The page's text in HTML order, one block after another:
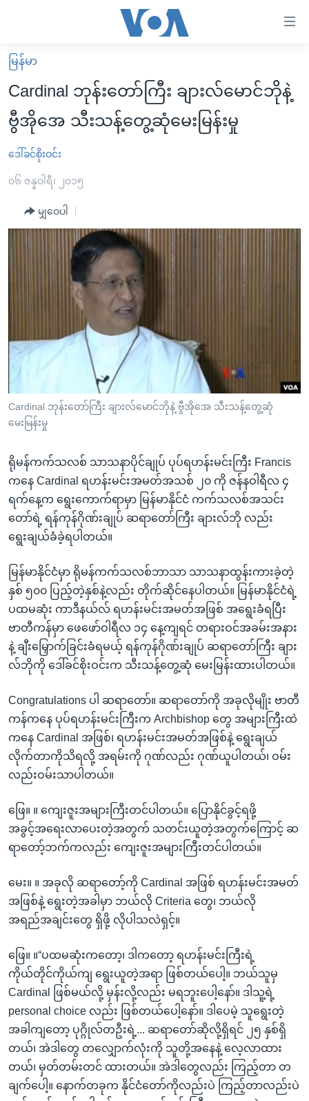
လွယ်ကူ
စေ
သည့်
Link
များ
ပင်မ
စာမျက်နှာ
ကြည့်
ရန်
ရန်
နေရာ
သို့
ကျော်
ရန်
မူလစာမျက်နှာ
မြန်မာ
ကမ္ဘာ့သတင်းများ
နိုင်ငံတကာ
အမေရိကန်
အစ္စရေး-ပါလက်စတိုင်း
ဗွီဒီယို
သတင်းလွတ်လပ်ခွင့်
အင်္ဂလိပ်စာလေ့လာမယ်
အမေရိကန်သုံးအီဒီယံ
မကြေးမုံရဲ့ အင်္ဂလိပ်စာ
ရုပ်ရှင်ထဲက အင်္ဂလိပ်စာ
သုတပဒေသာ အင်္ဂလိပ်စာ
အပတ်စဉ်ကဏ္ဍများ
ရေဒီယိုနှင့်ရုပ်သံ အချက်အလက်များ
ရေဒီယို/တီဗွီအစီအစဉ်
Learning English
ဗွီအိုအေ လူမှုကွန်ယက်များ
မြန်မာ
Cardinal ဘုန်းတော်ကြီး ချားလ်မောင်ဘိုနဲ့
ဗွီအိုအေ သီးသန့်တွေ့ဆုံမေးမြန်းမှု
ဒေါ်ခင်စိုးဝင်း
၀၆ ဇန္နဝါရီ၊ ၂၀၁၅
မျှဝေပါ
Cardinal ဘုန်းတော်ကြီး ချားလ်မောင်ဘိုနဲ့ ဗွီအိုအေ သီးသန့်တွေ့ဆုံ
မေးမြန်းမှု
ရိုမန်ကက်သလစ် သာသနာပိုင်ချုပ် ပုပ်ရဟန်းမင်းကြီး Francis
ကနေ Cardinal ရဟန်းမင်းအမတ်အသစ် ၂၀ ကို ဇန်နဝါရီလ ၄
ရက်နေ့က ရွေးကောက်ရာမှာ မြန်မာနိုင်ငံ ကက်သလစ်အသင်း
တော်ရဲ့ ရန်ကုန်ဂိုဏ်းချုပ် ဆရာတော်ကြီး ချားလ်ဘို လည်း
ရွေးချယ်ခံခဲ့ရပါတယ်။
မြန်မာနိုင်ငံမှာ ရိုမန်ကက်သလစ်ဘာသာ သာသနာထွန်းကားခဲ့တဲ့
နှစ် ၅၀၀ ပြည့်တဲ့နှစ်နဲ့လည်း တိုက်ဆိုင်နေပါတယ်။ မြန်မာနိုင်ငံရဲ့
ပထမဆုံး ကာဒီနယ်လ် ရဟန်းမင်းအမတ်အဖြစ် အရွေးခံရပြီး
ဗာတီကန်မှာ ဖေဖော်ဝါရီလ ၁၄ နေ့ကျရင် တရားဝင်အခမ်းအနား
နဲ့ ချီးမြှောက်ခြင်းခံရမယ့် ရန်ကုန်ဂိုဏ်းချုပ် ဆရာတော်ကြီး ချား
လ်ဘိုကို ဒေါ်ခင်စိုးဝင်းက သီးသန့်တွေ့ဆုံ မေးမြန်းထားပါတယ်။
Congratulations ပါ ဆရာတော်။ ဆရာတော်ကို အခုလိုမျိုး ဗာတီ
ကန်ကနေ ပုပ်ရဟန်းမင်းကြီးက Archbishop တွေ အများကြီးထဲ
ကနေ Cardinal အဖြစ်၊ ရဟန်းမင်းအမတ်အဖြစ်နဲ့ ရွေးချယ်
လိုက်တာကိုသိရလို့ အရမ်းကို ဂုဏ်လည်း ဂုဏ်ယူပါတယ်၊ ဝမ်း
လည်းဝမ်းသာပါတယ်။
ဖြေ။ ။ ကျေးဇူးအများကြီးတင်ပါတယ်။ ပြောနိုင်ခွင့်ရဖို့
အခွင့်အရေးလာပေးတဲ့အတွက် သတင်းယူတဲ့အတွက်ကြောင့် ဆ
ရာတော့်ဘက်ကလည်း ကျေးဇူးအများကြီးတင်ပါတယ်။
မေး။ ။ အခုလို ဆရာတော့်ကို Cardinal အဖြစ် ရဟန်းမင်းအမတ်
အဖြစ်နဲ့ ရွေးတဲ့အခါမှာ ဘယ်လို Criteria တွေ၊ ဘယ်လို
အရည်အချင်းတွေ ရှိဖို့ လိုပါသလဲရှင့်။
ဖြေ။ ။“ပထမဆုံးကတော့၊ ဒါကတော့ ရဟန်းမင်းကြီးရဲ့
ကိုယ်တိုင်ကိုယ်ကျ ရွေးယူတဲ့အရာ ဖြစ်တယ်ပေါ့။ ဘယ်သူမှ
Cardinal ဖြစ်မယ်လို့ မှန်းလို့လည်း မရဘူးပေါ့နော်။ ဒါသူ့ရဲ့
personal choice လည်း ဖြစ်တယ်ပေါ့နော်။ ဒါပေမဲ့ သူရွေးတဲ့
အခါကျတော့ ပုဂ္ဂိုလ်တဦးရဲ့... ဆရာတော်ဆိုလို့ရှိရင် ၂၅ နှစ်ရှိ
တယ်၊ အဲဒါတွေ တလျှောက်လုံးကို သူတို့အနေနဲ့ လေ့လာထား
တယ်၊ မှတ်တမ်းတင် ထားတယ်။ အဲဒါတွေလည်း ကြည့်တာ တ
ချက်ပေါ့။ နောက်တခုက နိုင်ငံတော်ကိုလည်းပဲ ကြည့်တာလည်းပဲ